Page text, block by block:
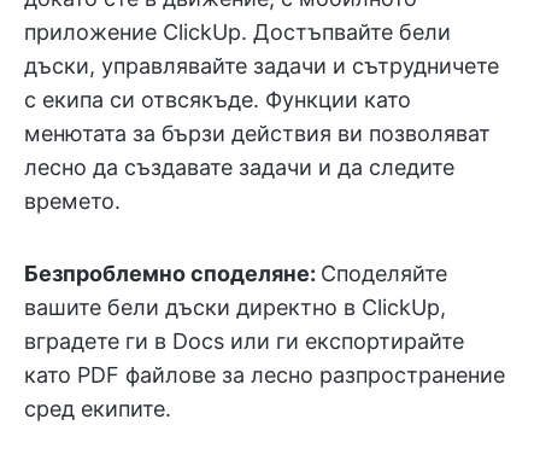
приложение ClickUp. Достъпвайте бели
дъски, управлявайте задачи и сътрудничете
с екипа си отвсякъде. Функции като
менютата за бързи действия ви позволяват
лесно да създавате задачи и да следите
времето.
Безпроблемно споделяне: Споделяйте
вашите бели дъски директно в ClickUp,
вградете ги в Docs или ги експортирайте
като PDF файлове за лесно разпространение
сред екипите.